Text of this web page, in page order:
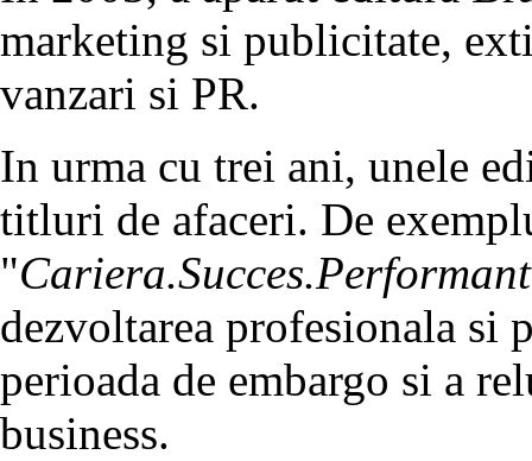
marketing si publicitate,
vanzari si PR.
In urma cu trei ani, unele
titluri de afaceri. De
"
dezvoltarea profesionala si
perioada de embargo si a
business.